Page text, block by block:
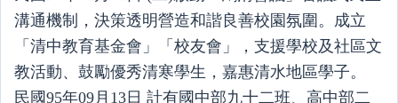
溝通機制，決策透明營造和諧良善校園氛圍。成立
「清中教育基金會」「校友會」，支援學校及社區文
教活動、鼓勵優秀清寒學生，嘉惠清水地區學子。
民國95年09月13日 計有國中部九十二班、高中部二